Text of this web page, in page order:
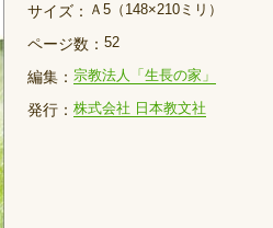
サイズ： Ａ5（148×210ミリ）
ページ数： 52
編集： 宗教法人「生長の家」
発行： 株式会社 日本教文社